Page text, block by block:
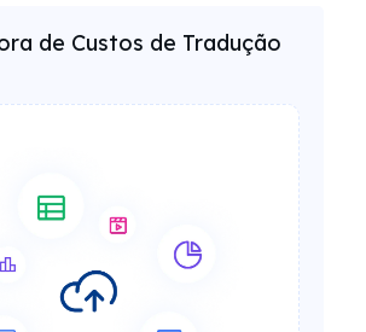
de Custos de Tradução